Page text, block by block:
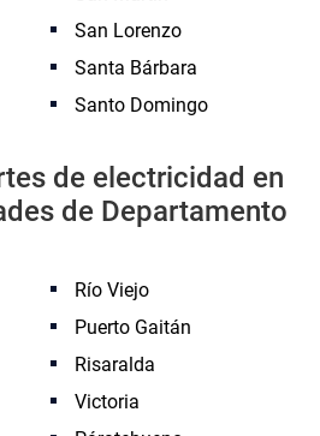
San Lorenzo
Santa Bárbara
Santo Domingo
de electricidad en
de Departamento
Río Viejo
Puerto Gaitán
Risaralda
Victoria